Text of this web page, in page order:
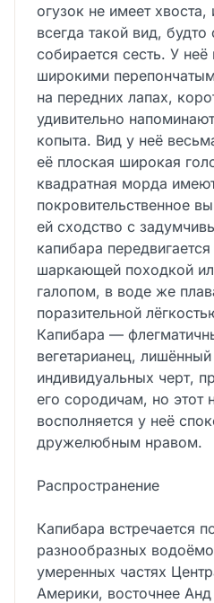
огузок не имеет
всегда такой вид, будто
собирается сесть. У
широкими
на передних лапах,
удивительно
копыта. Вид у неё
её плоская широкая
квадратная морда
покровительственное
ей сходство с
капибара
шаркающей походкой
галопом, в воде же
поразительной
Капибара —
вегетарианец,
индивидуальных черт,
его сородичам, но этот
восполняется у неё
дружелюбным нравом.
Распространение
Капибара встречается
разнообразных
умеренных частях
Америки, восточнее